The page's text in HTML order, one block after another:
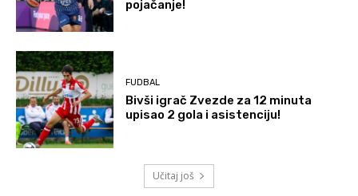
pojačanje!
FUDBAL
Bivši igrač Zvezde za 12 minuta
upisao 2 gola i asistenciju!
Učitaj još